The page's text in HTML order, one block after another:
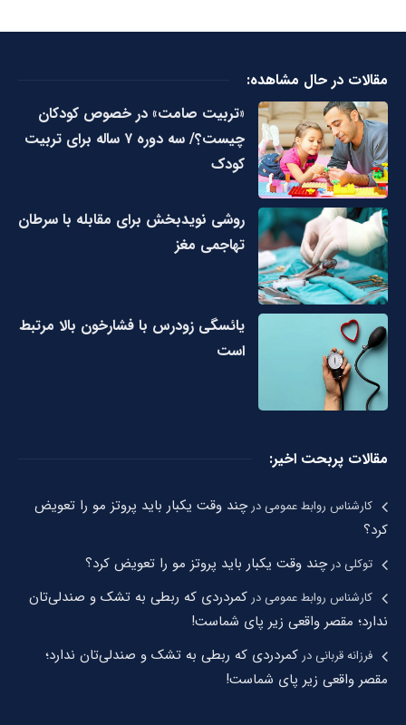
مقالات در حال مشاهده:
«تربیت صامت» در خصوص کودکان
چیست؟/ سه دوره ۷ ساله برای تربیت
کودک
روشی نویدبخش برای مقابله با سرطان
تهاجمی مغز
یائسگی زودرس با فشارخون بالا مرتبط
است
مقالات پربحت اخیر:
کارشناس روابط عمومیدرچند وقت یکبار باید پروتز مو را تعویض
کرد؟
توکلیدرچند وقت یکبار باید پروتز مو را تعویض کرد؟
کارشناس روابط عمومیدر کمردردی که ربطی به تشک و صندلی‌تان
ندارد؛ مقصر واقعی زیر پای شماست!
فرزانه قربانیدر کمردردی که ربطی به تشک و صندلی‌تان ندارد؛
مقصر واقعی زیر پای شماست!